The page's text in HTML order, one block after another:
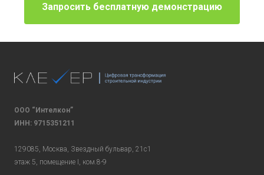
Запросить бесплатную демонстрацию
ООО “Интелкон”
ИНН: 9715351211
129085, Москва, Звездный бульвар, 21с1
этаж 5, помещение I, ком.8-9